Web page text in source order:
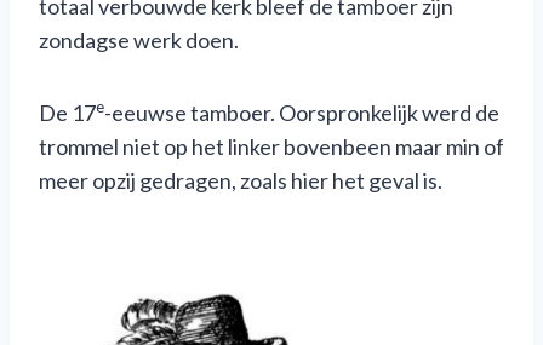
totaal verbouwde kerk bleef de tamboer zijn
zondagse werk doen.
De 17e-eeuwse tamboer. Oorspronkelijk werd de
trommel niet op het linker bovenbeen maar min of
meer opzij gedragen, zoals hier het geval is.